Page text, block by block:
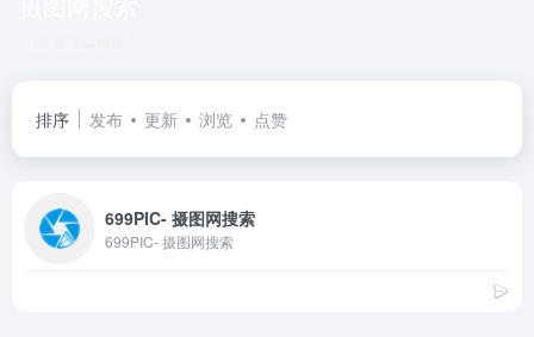
排序 发布 更新 浏览 点赞
699PIC- 摄图网搜索
699PIC- 摄图网搜索